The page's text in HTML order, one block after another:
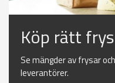
Köp rätt
Se mängder av frysar
leverantörer.